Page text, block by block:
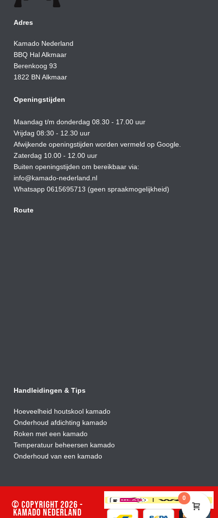
Adres
Kamado Nederland
BBQ Hal Alkmaar
Berenkoog 93
1822 BN Alkmaar
Openingstijden
Maandag t/m donderdag 08.30 - 17.00 uur
Vrijdag 08:30 - 12.30 uur
Afwijkende openingstijden worden vermeld op Google.
Zaterdag 10.00 - 12.00 uur
Buiten openingstijden om bereikbaar via:
info@kamado-nederland.nl
Whatsapp 0615695713 (geen spraakmogelijkheid)
Route
Handleidingen & Tips
Hoeveelheid houtskool kamado
Onderhoud afdichting kamado
Roken met een kamado
Temperatuur beheersen kamado
Onderhoud van een kamado
© Copyright 2026 -
Kamado Nederland
0